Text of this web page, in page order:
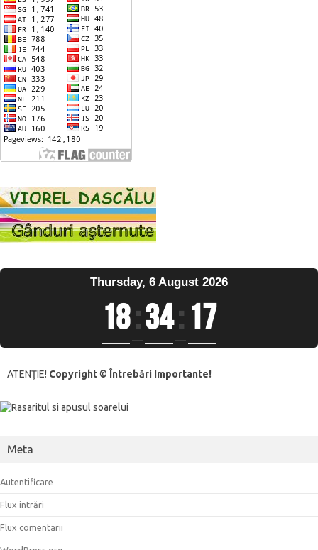
Thursday, 6 August 2026
18:34:17
ATENŢIE! Copyright © Întrebări Importante!
Meta
Autentificare
Flux intrări
Flux comentarii